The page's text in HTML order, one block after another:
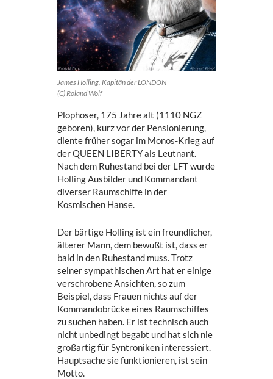
James Holling, Kapitän der LONDON
(C) Roland Wolf
Plophoser, 175 Jahre alt (1110 NGZ
geboren), kurz vor der Pensionierung,
diente früher sogar im Monos-Krieg auf
der QUEEN LIBERTY als Leutnant.
Nach dem Ruhestand bei der LFT wurde
Holling Ausbilder und Kommandant
diverser Raumschiffe in der
Kosmischen Hanse.
Der bärtige Holling ist ein freundlicher,
älterer Mann, dem bewußt ist, dass er
bald in den Ruhestand muss. Trotz
seiner sympathischen Art hat er einige
verschrobene Ansichten, so zum
Beispiel, dass Frauen nichts auf der
Kommandobrücke eines Raumschiffes
zu suchen haben. Er ist technisch auch
nicht unbedingt begabt und hat sich nie
großartig für Syntroniken interessiert.
Hauptsache sie funktionieren, ist sein
Motto.